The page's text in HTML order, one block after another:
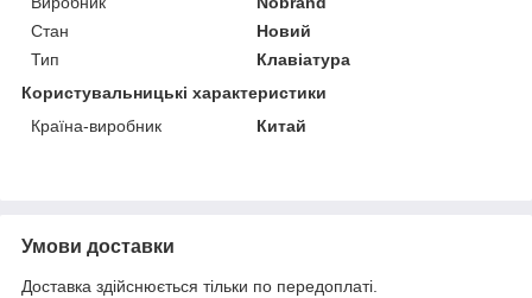
Стан
Новий
Тип
Клавіатура
Користувальницькі характеристики
Країна-виробник
Китай
Умови доставки
Доставка здійснюється тільки по передоплаті.